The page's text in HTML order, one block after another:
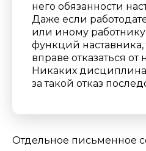
него обязанности
Даже если
или иному
функций наставника,
вправе отказаться от
Никаких
за такой отказ
Отдельное письменное